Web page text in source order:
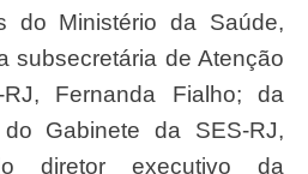
do Ministério da Saúde,
subsecretária de Atenção
Fernanda Fialho; da
Gabinete da SES-RJ,
diretor executivo da